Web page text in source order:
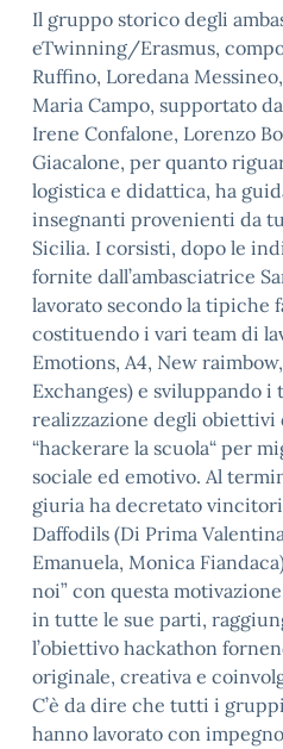
Il gruppo storico degli
eTwinning/Erasmus,
Ruffino, Loredana
Maria Campo, supportato
Irene Confalone, Lorenzo
Giacalone, per quanto
logistica e didattica, ha
insegnanti provenienti da
Sicilia. I corsisti, dopo le
fornite dall’ambasciatrice
lavorato secondo la tipiche
costituendo i vari team di
Emotions, A4, New
Exchanges) e sviluppando i
realizzazione degli obiettivi
“hackerare la scuola“ per
sociale ed emotivo. Al
giuria ha decretato
Daffodils (Di Prima
Emanuela, Monica
noi” con questa
in tutte le sue parti,
l’obiettivo hackathon
originale, creativa e
C’è da dire che tutti i
hanno lavorato con